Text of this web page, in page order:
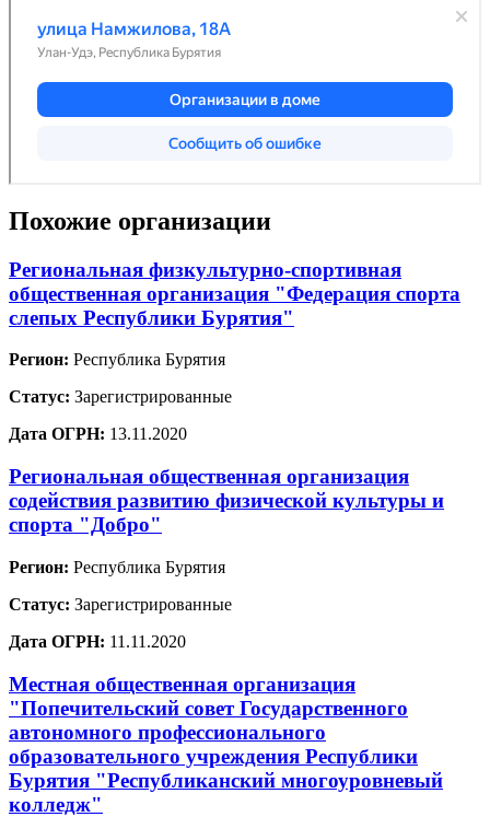
Похожие организации
Региональная физкультурно-спортивная
общественная организация "Федерация спорта
слепых Республики Бурятия"
Регион: Республика Бурятия
Статус: Зарегистрированные
Дата ОГРН: 13.11.2020
Региональная общественная организация
содействия развитию физической культуры и
спорта "Добро"
Регион: Республика Бурятия
Статус: Зарегистрированные
Дата ОГРН: 11.11.2020
Местная общественная организация
"Попечительский совет Государственного
автономного профессионального
образовательного учреждения Республики
Бурятия "Республиканский многоуровневый
колледж"